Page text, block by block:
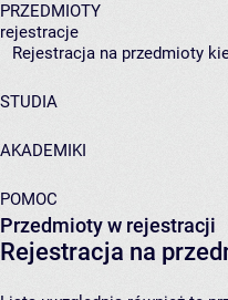
PRZEDMIOTY
rejestracje
Rejestracja na przedmioty
STUDIA
AKADEMIKI
POMOC
Przedmioty w rejestracji
Rejestracja na